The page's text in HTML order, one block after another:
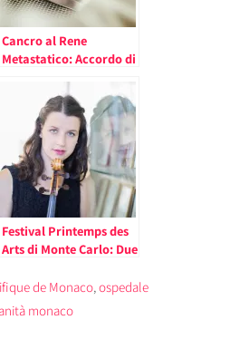
Cancro al Rene
Metastatico: Accordo di
Progetto di Ricerca tra
il Centro Scientifico di
Monaco e il Gruppo
Helsinn
Festival Printemps des
Arts di Monte Carlo: Due
Prima (ingresso
gratuito su
prenotazione)
de Monaco, ospedale
monaco